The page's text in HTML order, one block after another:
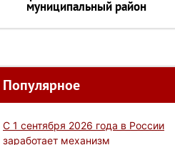
муниципальный район
Популярное
С 1 сентября 2026 года в России
заработает механизм